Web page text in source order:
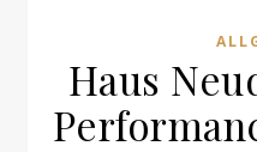
Haus